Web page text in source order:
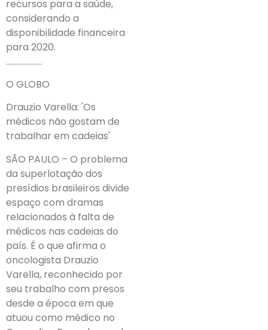
recursos para a saúde,
considerando a
disponibilidade financeira
para 2020.
………………..
O GLOBO
Drauzio Varella: 'Os
médicos não gostam de
trabalhar em cadeias'
SÃO PAULO – O problema
da superlotação dos
presídios brasileiros divide
espaço com dramas
relacionados à falta de
médicos nas cadeias do
país. É o que afirma o
oncologista Drauzio
Varella, reconhecido por
seu trabalho com presos
desde a época em que
atuou como médico no